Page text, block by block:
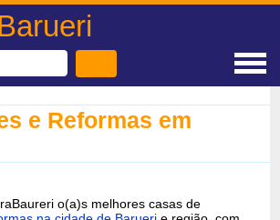
e Reformas em
o(a)s melhores casas de